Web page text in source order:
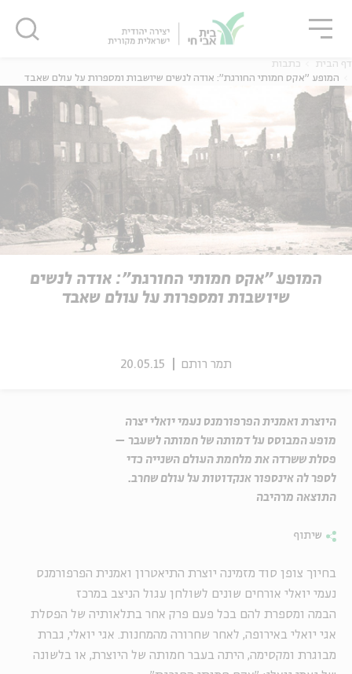
אנגלית
דף הבית
כתבות
המופע "אקס חמותי החורגת": אודה לנשים שיושבות ומספרות על עולם שאבד
המופע "אקס חמותי החורגת": אודה לנשים
שיושבות ומספרות על עולם שאבד
תמר רותם 20.05.15
היוצרת ואמנית הפרפורמנס נעמי יואלי יצרה
מופע המבוסס על דמותה של חמותה לשעבר –
פסלת ששרדה את מלחמת העולם השנייה כדי
לספר לה אינספור אנקדוטות על עולם שחרב.
התוצאה מרהיבה
שיתוף
בחיוך צופן סוד מזמינה יוצרת התיאטרון ואמנית הפרפורמנס
נעמי יואלי אורחים שונים לשולחן עגול הניצב במרכז
הבמה ומספרת להם בכל פעם פרק אחר בתלאותיה של הפסלת
אגי יואלי באירופה, לאחר שחרורה מהמחנות. אגי יואלי, גברת
מבוגרת ומקסימה, היתה בעבר חמותה של היוצרת, או בלשונה
סגור